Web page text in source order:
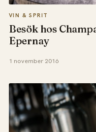
VIN & SPRIT
Besök hos
Epernay
1 november 2016